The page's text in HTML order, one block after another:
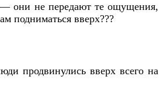
— они не передают те ощущения,
подниматься вверх???
продвинулись вверх всего на